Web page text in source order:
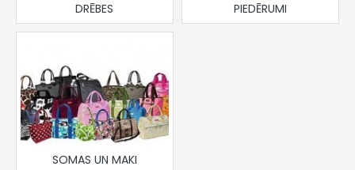
DRĒBES PIEDĒRUMI
SOMAS UN MAKI